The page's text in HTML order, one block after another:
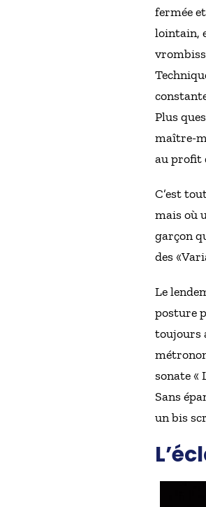
fermée
lointain,
Plus
maître-
au profit
C’est
mais où
garçon
des
Le
posture
toujours
sonate «
Sans
un bis
L’